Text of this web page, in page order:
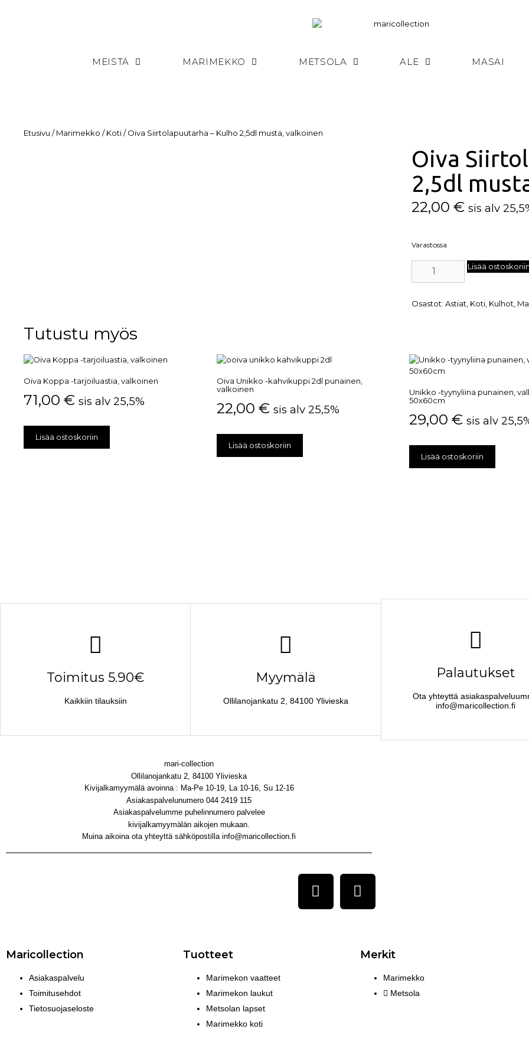
MEISTÄ MARIMEKKO METSOLA ALE MASAI
Etusivu /Marimekko /Koti/ Oiva Siirtolapuutarha – Kulho 2,5dl musta, valkoinen
Oiva
2,5dl
22,00€ sis alv
Varastossa
Lisää
Osastot:Astiat Koti Kulhot
Tutustu myös
Oiva Koppa -tarjoiluastia, valkoinen
71,00 € sis alv 25,5%
Lisää ostoskoriin
Oiva Unikko -kahvikuppi 2dl punainen,
valkoinen
22,00 € sis alv 25,5%
Lisää ostoskoriin
Unikko -tyynyliina punainen,
50x60cm
29,00€ sis alv
Lisää ostoskoriin
Toimitus 5.90€
Kaikkiin tilauksiin
Myymälä
Ollilanojankatu 2, 84100 Ylivieska
Palautukset
Ota yhteyttä
info@maricollection.fi
mari-collection
Ollilanojankatu 2, 84100 Ylivieska
Kivijalkamyymälä avoinna : Ma-Pe 10-19, La 10-16, Su 12-16
Asiakaspalvelunumero 044 2419 115
Asiakaspalvelumme puhelinnumero palvelee
kivijalkamyymälän aikojen mukaan.
Muina aikoina ota yhteyttä sähköpostilla info@maricollection.fi
Maricollection
Asiakaspalvelu
Toimitusehdot
Tietosuojaseloste
Tuotteet
Marimekon vaatteet
Marimekon laukut
Metsolan lapset
Marimekko koti
Merkit
Marimekko
Metsola